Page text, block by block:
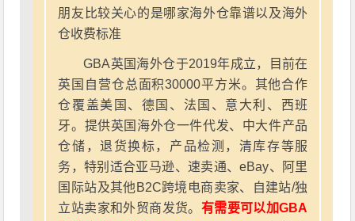
朋友比较关心的是哪家海外仓靠谱以及海外
仓收费标准
GBA英国海外仓于2019年成立，目前在
英国自营仓总面积30000平方米。其他合作
仓覆盖美国、德国、法国、意大利、西班
牙。提供英国海外仓一件代发、中大件产品
仓储，退货换标，产品检测，清库存等服
务，特别适合亚马逊、速卖通、eBay、阿里
国际站及其他B2C跨境电商卖家、自建站/独
立站卖家和外贸商发货。 有需要可以加GBA